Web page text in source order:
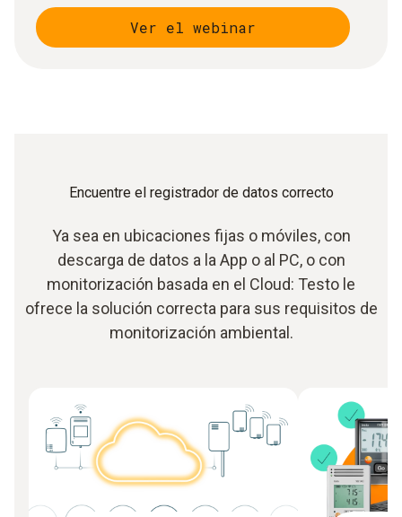
Ver el webinar
Encuentre el registrador de datos correcto
Ya sea en ubicaciones fijas o móviles, con
descarga de datos a la App o al PC, o con
monitorización basada en el Cloud: Testo le
ofrece la solución correcta para sus requisitos de
monitorización ambiental.